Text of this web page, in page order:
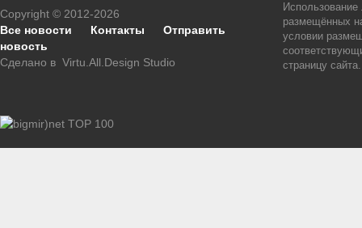
Copyright © 2012-2026
Все новости
Контакты
Отправить
новость
Сделано в Virtu.All.Design Studio
размещённых
условии
страницу сайта.